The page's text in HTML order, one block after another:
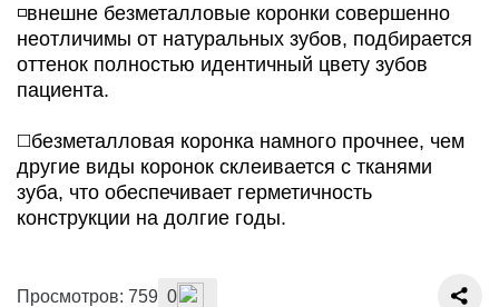
◽️внешне безметалловые коронки совершенно
неотличимы от натуральных зубов, подбирается
оттенок полностью идентичный цвету зубов
пациента.
◻️безметалловая коронка намного прочнее, чем
другие виды коронок склеивается с тканями
зуба, что обеспечивает герметичность
конструкции на долгие годы.
Просмотров: 759 0